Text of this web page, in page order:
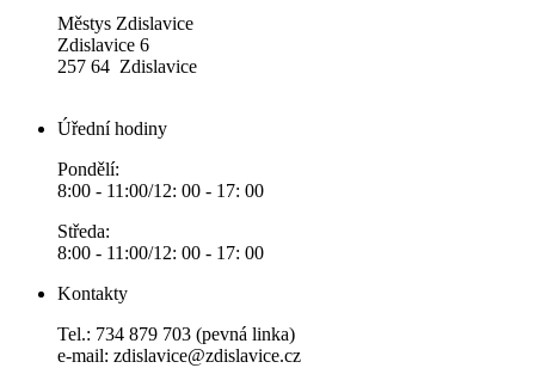
Městys Zdislavice
Zdislavice 6
257 64 Zdislavice
Úřední hodiny
Pondělí:
8:00 - 11:00/12: 00 - 17: 00
Středa:
8:00 - 11:00/12: 00 - 17: 00
Kontakty
Tel.: 734 879 703 (pevná linka)
e-mail: zdislavice@zdislavice.cz